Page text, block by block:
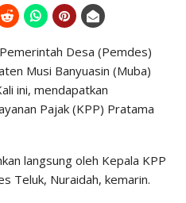
Desa (Pemdes)
Musi Banyuasin (Muba)
ini, mendapatkan
Pajak (KPP) Pratama
langsung oleh Kepala KPP
Teluk, Nuraidah, kemarin.